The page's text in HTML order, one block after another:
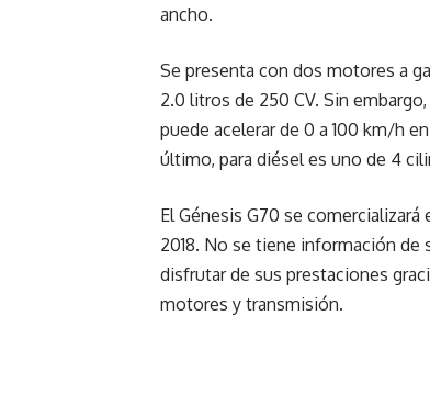
ancho.
Se presenta con dos motores a
2.0 litros de 250 CV. Sin
puede acelerar de 0 a 100 km/h
último, para diésel es uno de 4
El Génesis G70 se
2018. No se tiene información de
disfrutar de sus prestaciones
motores y transmisión.